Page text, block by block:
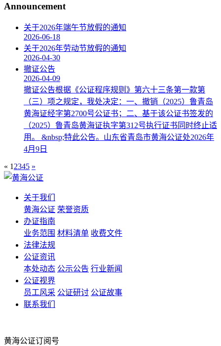
Announcement
关于2026年端午节放假的通知
2026-06-18
关于2026年劳动节放假的通知
2026-04-30
撤证公告
2026-04-09
撤证公告根据《公证程序规则》第六十三条第一款第
（三）项之规定，我处决定：一、撤销（2025）鲁青岛
黄海证经字第2700号公证书；二、基于该公证书签发的
（2025）鲁青岛黄海证执字第312号执行证书同时终止适
用。 &nbsp;特此公告。山东省青岛市黄海公证处2026年
4月9日
« 1 2345 »
关于我们
黄海公证 荣誉资质
办证指南
业务范围 材料清单 收费文件
法律法规
公证资讯
本处动态 公示公告 行业新闻
公证视界
员工风采 公证研讨 公证故事
联系我们
黄海公证订阅号